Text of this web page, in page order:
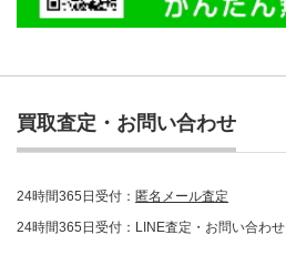
買取査定・お問い合わせ
24時間365日受付： 匿名メール査定
24時間365日受付：LINE査定・お問い合わせ